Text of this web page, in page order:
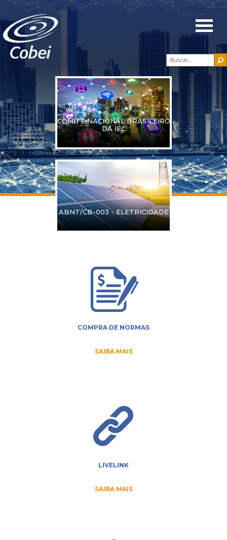
COMITÊ NACIONAL BRASILEIRO
DA IEC
ABNT/CB-003 - ELETRICIDADE
COMPRA DE NORMAS
SAIBA MAIS
LIVELINK
SAIBA MAIS